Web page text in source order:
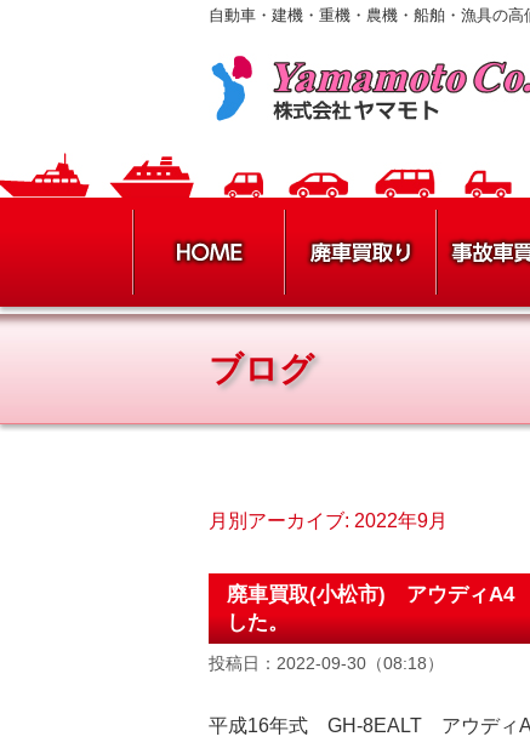
自動車・建機・重機・農機・船舶・漁具の
ブログ
月別アーカイブ: 2022年9月
廃車買取(小松市) アウディ
した。
投稿日：2022-09-30（08:18）
平成16年式 GH-8EALT アウディ